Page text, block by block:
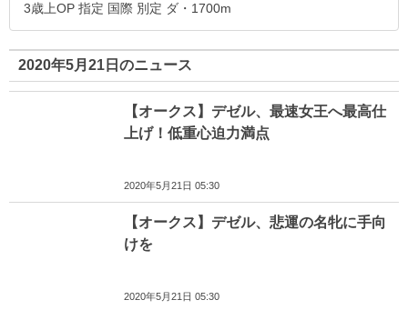
3歳上OP 指定 国際 別定 ダ・1700m
2020年5月21日のニュース
【オークス】デゼル、最速女王へ最高仕
上げ！低重心迫力満点
2020年5月21日 05:30
【オークス】デゼル、悲運の名牝に手向
けを
2020年5月21日 05:30